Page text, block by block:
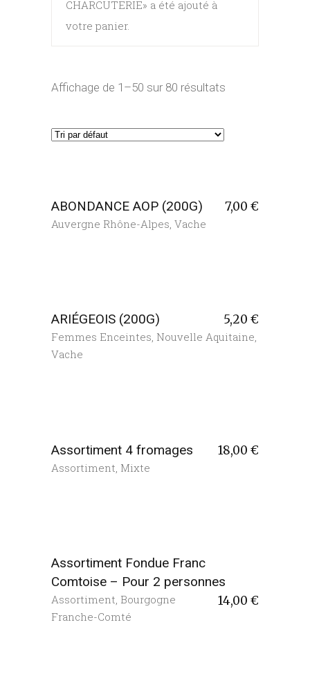
CHARCUTERIE» a été ajouté à
votre panier.
Affichage de 1–50 sur 80 résultats
ABONDANCE AOP (200G) 7,00 €
Auvergne Rhône-Alpes Vache
ARIÉGEOIS (200G) 5,20 €
Femmes Enceintes, Nouvelle Aquitaine,
Vache
Assortiment 4 fromages 18,00 €
Assortiment Mixte
Assortiment Fondue Franc
Comtoise – Pour 2 personnes
14,00 €
Assortiment, Bourgogne
Franche-Comté